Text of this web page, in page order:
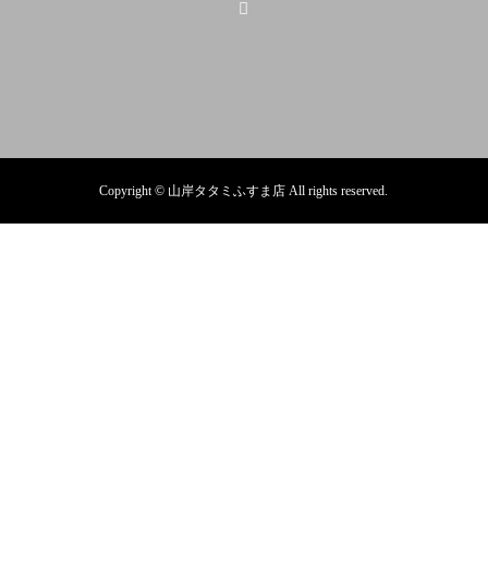
Copyright © 山岸タタミふすま店 All rights reserved.